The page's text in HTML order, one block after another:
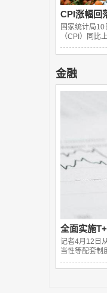
CPI涨幅回
国家统计局
（CPI）同比
金融
全面实施
记者4月12日
当性等配套制